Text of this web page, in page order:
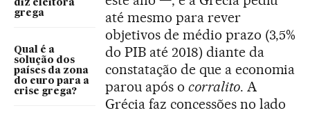
diz eleitora
grega
Qual é a
solução dos
países da zona
do euro para a
crise grega?
até mesmo para rever
objetivos de médio prazo (3,5%
do PIB até 2018) diante da
constatação de que a economia
parou após o corralito. A
Grécia faz concessões no lado